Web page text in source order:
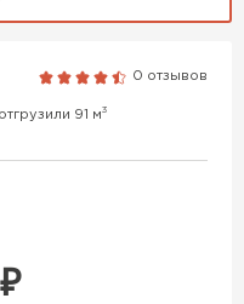
0 отзывов
91 м3
₽